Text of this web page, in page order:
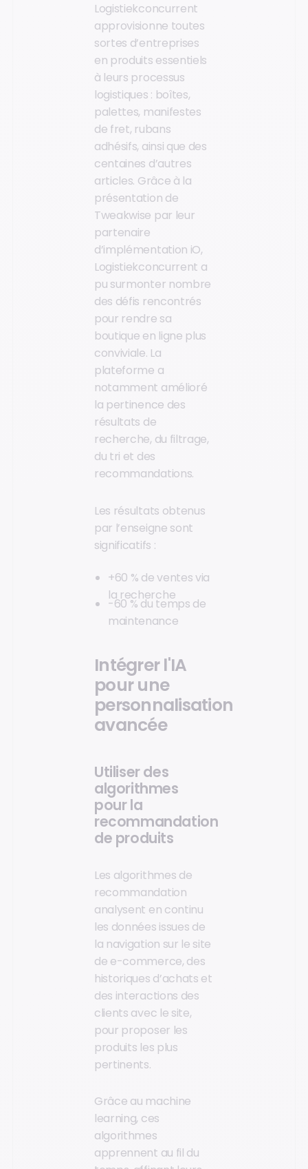
Logistiekconcurrent
approvisionne toutes
sortes d’entreprises
en produits essentiels
à leurs processus
logistiques : boîtes,
palettes, manifestes
de fret, rubans
adhésifs, ainsi que des
centaines d’autres
articles. Grâce à la
présentation de
Tweakwise par leur
partenaire
d’implémentation iO,
Logistiekconcurrent a
pu surmonter nombre
des défis rencontrés
pour rendre sa
boutique en ligne plus
conviviale. La
plateforme a
notamment amélioré
la pertinence des
résultats de
recherche, du filtrage,
du tri et des
recommandations.
Les résultats obtenus
par l’enseigne sont
significatifs :
+60 % de ventes via
la recherche
-60 % du temps de
maintenance
Intégrer l'IA
pour une
personnalisation
avancée
Utiliser des
algorithmes
pour la
recommandation
de produits
Les algorithmes de
recommandation
analysent en continu
les données issues de
la navigation sur le site
de e-commerce, des
historiques d’achats et
des interactions des
clients avec le site,
pour proposer les
produits les plus
pertinents.
Grâce au machine
learning, ces
algorithmes
apprennent au fil du